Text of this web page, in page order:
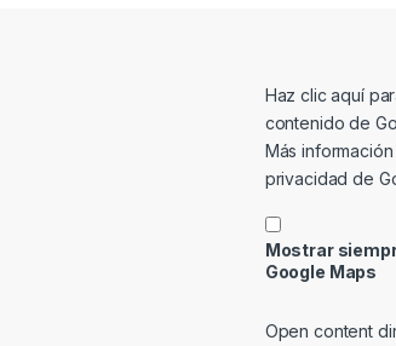
Mostrar
Haz clic aquí
contenido de
Más
privacidad de
Mostrar
Google Maps
Open content